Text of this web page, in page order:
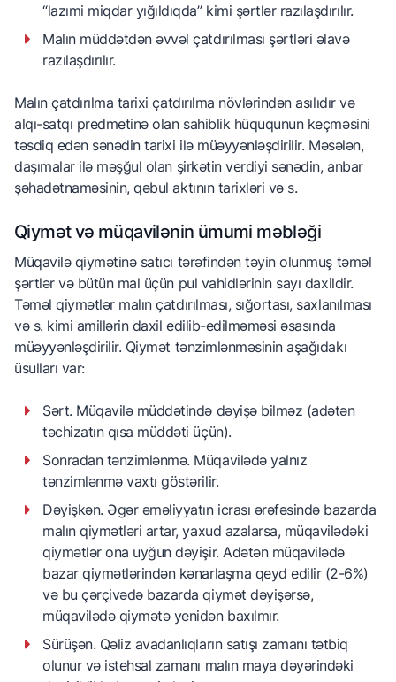
“lazımi miqdar yığıldıqda” kimi şərtlər razılaşdırılır.
Malın müddətdən əvvəl çatdırılması şərtləri əlavə
razılaşdırılır.
Malın çatdırılma tarixi çatdırılma növlərindən asılıdır və
alqı-satqı predmetinə olan sahiblik hüququnun keçməsini
təsdiq edən sənədin tarixi ilə müəyyənləşdirilir. Məsələn,
daşımalar ilə məşğul olan şirkətin verdiyi sənədin, anbar
şəhadətnaməsinin, qəbul aktının tarixləri və s.
Qiymət və müqavilənin ümumi məbləği
Müqavilə qiymətinə satıcı tərəfindən təyin olunmuş təməl
şərtlər və bütün mal üçün pul vahidlərinin sayı daxildir.
Təməl qiymətlər malın çatdırılması, sığortası, saxlanılması
və s. kimi amillərin daxil edilib-edilməməsi əsasında
müəyyənləşdirilir. Qiymət tənzimlənməsinin aşağıdakı
üsulları var:
Sərt. Müqavilə müddətində dəyişə bilməz (adətən
təchizatın qısa müddəti üçün).
Sonradan tənzimlənmə. Müqavilədə yalnız
tənzimlənmə vaxtı göstərilir.
Dəyişkən. Əgər əməliyyatın icrası ərəfəsində bazarda
malın qiymətləri artar, yaxud azalarsa, müqavilədəki
qiymətlər ona uyğun dəyişir. Adətən müqavilədə
bazar qiymətlərindən kənarlaşma qeyd edilir (2-6%)
və bu çərçivədə bazarda qiymət dəyişərsə,
müqavilədə qiymətə yenidən baxılmır.
Sürüşən. Qəliz avadanlıqların satışı zamanı tətbiq
olunur və istehsal zamanı malın maya dəyərindəki